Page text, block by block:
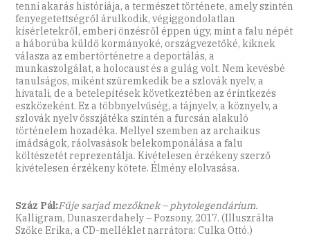
tenni akarás históriája, a természet története, amely szintén
fenyegetettségről árulkodik, végiggondolatlan
kísérletekről, emberi önzésről éppen úgy, mint a falu népét
a háborúba küldő kormányoké, országvezetőké, kiknek
válasza az embertörténetre a deportálás, a
munkaszolgálat, a holocaust és a gulág volt. Nem kevésbé
tanulságos, miként szüremkedik be a szlovák nyelv, a
hivatali, de a betelepítések következtében az érintkezés
eszközeként. Ez a többnyelvűség, a tájnyelv, a köznyelv, a
szlovák nyelv összjátéka szintén a furcsán alakuló
történelem hozadéka. Mellyel szemben az archaikus
imádságok, ráolvasások belekomponálása a falu
költészetét reprezentálja. Kivételesen érzékeny szerző
kivételesen érzékeny kötete. Élmény elolvasása.
Száz Pál:Fűje sarjad mezőknek – phytolegendárium.
Kalligram, Dunaszerdahely – Pozsony, 2017. (Illuszrálta
Szőke Erika, a CD-melléklet narrátora: Culka Ottó.)